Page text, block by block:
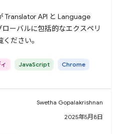
Translator API と Language
ーバルに包括的なエクスペリ
ださい。
JavaScript Chrome
Swetha Gopalakrishnan
2025年5月8日